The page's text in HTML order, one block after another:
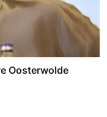
Oosterwolde